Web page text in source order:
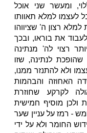
ומעשר שני אוכל
לעצמו למלא תאוותו
רצון ה' שציווהו
את בוראו, ובכך
רצוי לה' מנתינה
לנתינה, שזו
ולא להתנזר ממנו,
האחוזה והבהמות
לקרקע שחוזרת
ולכן מוסיף חמישית
- רמז על עניין שער
החומר ולא על ידי